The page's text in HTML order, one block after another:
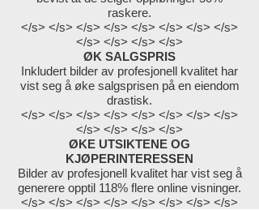
raskere.
</s> </s> </s> </s> </s> </s> </s> </s>
</s> </s> </s> </s>
ØK SALGSPRIS
Inkludert bilder av profesjonell kvalitet har
vist seg å øke salgsprisen på en eiendom
drastisk.
</s> </s> </s> </s> </s> </s> </s> </s>
</s> </s> </s> </s>
ØKE UTSIKTENE OG
KJØPERINTERESSEN
Bilder av profesjonell kvalitet har vist seg å
generere opptil 118% flere online visninger.
</s> </s> </s> </s> </s> </s> </s> </s>